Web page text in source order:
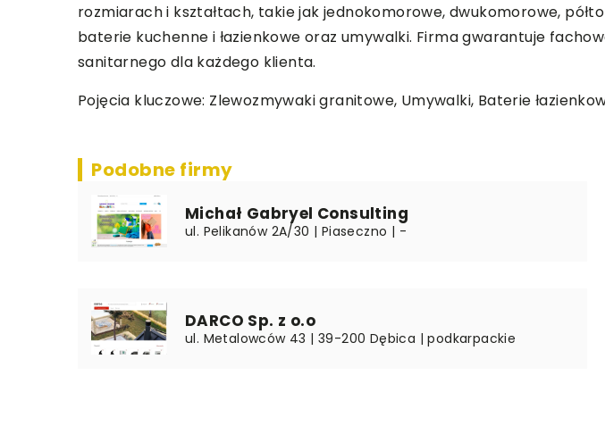
rozmiarach i kształtach, takie jak jednokomorowe, dwukomorowe,
baterie kuchenne i łazienkowe oraz umywalki. Firma gwarantuje
sanitarnego dla każdego klienta.
Pojęcia kluczowe: Zlewozmywaki granitowe, Umywalki, Baterie
Podobne firmy
Michał Gabryel Consulting
ul. Pelikanów 2A/30 | Piaseczno | -
DARCO Sp. z o.o
ul. Metalowców 43 | 39-200 Dębica | podkarpackie